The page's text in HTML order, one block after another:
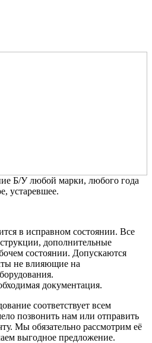
Б/У любой марки, любого года
устаревшее.
в исправном состоянии. Все
дополнительные
состоянии. Допускаются
не влияющие на
документация.
соответствует всем
позвонить нам или отправить
Мы обязательно рассмотрим её
выгодное предложение.